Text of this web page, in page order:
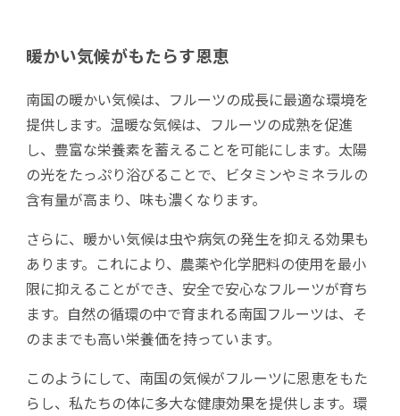
暖かい気候がもたらす恩恵
南国の暖かい気候は、フルーツの成長に最適な環境を
提供します。温暖な気候は、フルーツの成熟を促進
し、豊富な栄養素を蓄えることを可能にします。太陽
の光をたっぷり浴びることで、ビタミンやミネラルの
含有量が高まり、味も濃くなります。
さらに、暖かい気候は虫や病気の発生を抑える効果も
あります。これにより、農薬や化学肥料の使用を最小
限に抑えることができ、安全で安心なフルーツが育ち
ます。自然の循環の中で育まれる南国フルーツは、そ
のままでも高い栄養価を持っています。
このようにして、南国の気候がフルーツに恩恵をもた
らし、私たちの体に多大な健康効果を提供します。環